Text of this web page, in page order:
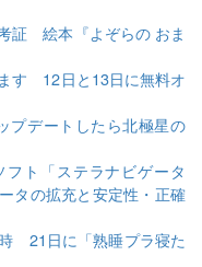
証 絵本『よぞらの おま
す 12日と13日に無料オ
プデートしたら北極星の
ト「ステラナビゲータ
タの拡充と安定性・正確
21日に「熟睡プラ寝た